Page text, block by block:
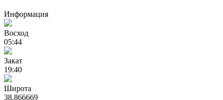
Информация
Восход
05:44
Закат
19:40
Широта
38.866669